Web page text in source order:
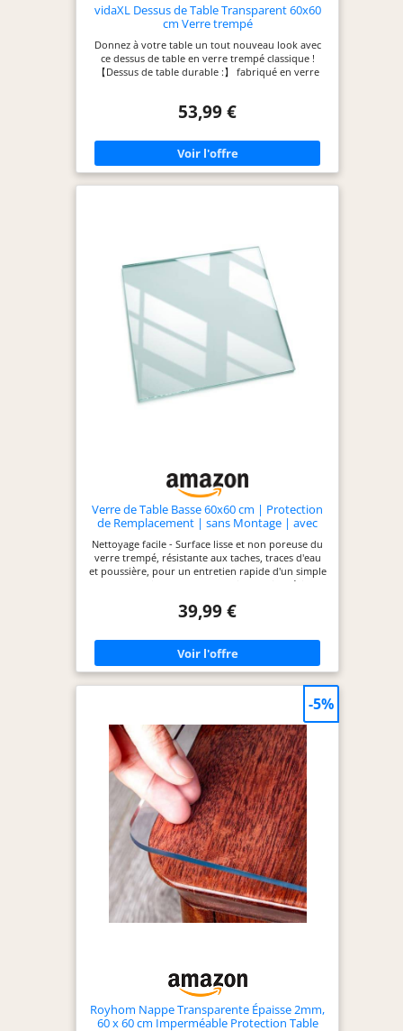
vidaXL Dessus de Table Transparent 60x60
cm Verre trempé
Donnez à votre table un tout nouveau look avec
ce dessus de table en verre trempé classique !
【Dessus de table durable :】 fabriqué en verre
larges :】 le dessus de table en verre trempé est
basses, les tables de jardin, etc. Il peut également
être utilisé pour garder votre table existante
propre et sans égratignures. 【Design simple et
clair :】 avec un design simple et clair, le dessus de
53,99 €
Verre de Table Basse 60x60 cm | Protection
de Remplacement | sans Montage | avec
Surface Lisse | pour Salle à Manger, Salon,
Cuisine - Transparent
Nettoyage facile - Surface lisse et non poreuse du
verre trempé, résistante aux taches, traces d'eau
et poussière, pour un entretien rapide d'un simple
coup de chiffon, sans effort ni produit spécial.
trempé qui protège vos meubles des rayures et de
transparente et des bords polis, adaptée à tous les
styles de décor. Plateau de Table Durable - Dessus
de table en verre trempé robuste, résistant à la
ou comme bureau. Polyvalent - Dessus de table de
remplacement universel, convient comme verre
de table basse, table de salle à manger, table de
chevet ou projets meuble DIY. Installation Facile -
Plateau de table meuble sans montage, il suffit de
poser la plaque de verre trempé avec les
coussinets antidérapants inclus, prêt à l'emploi en
quelques secondes, sans outils ni perçage.
39,99 €
Royhom Nappe Transparente Épaisse 2mm,
60 x 60 cm Imperméable Protection Table
-5%